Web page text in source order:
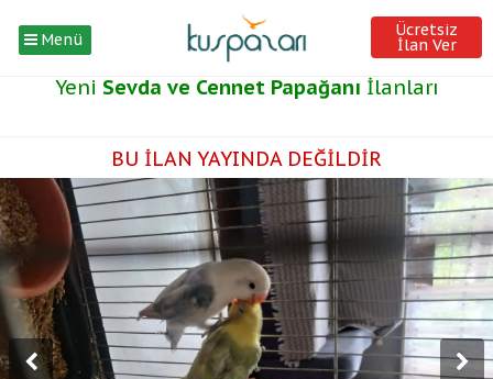
Menü Ücretsiz
İlan Ver
Yeni Sevda ve Cennet Papağanı İlanları
BU İLAN YAYINDA DEĞİLDİR